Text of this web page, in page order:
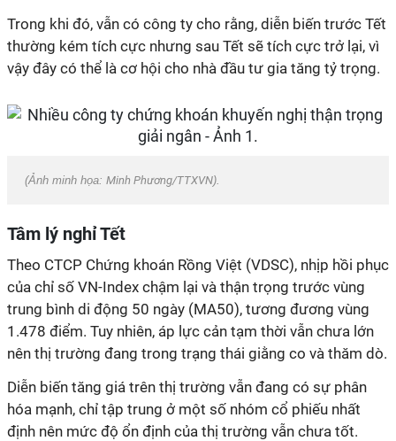
Trong khi đó, vẫn có công ty cho rằng, diễn biến trước Tết
thường kém tích cực nhưng sau Tết sẽ tích cực trở lại, vì
vậy đây có thể là cơ hội cho nhà đầu tư gia tăng tỷ trọng.
(Ảnh minh họa: Minh Phương/TTXVN).
Tâm lý nghỉ Tết
Theo CTCP Chứng khoán Rồng Việt (VDSC), nhịp hồi phục
của chỉ số VN-Index chậm lại và thận trọng trước vùng
trung bình di động 50 ngày (MA50), tương đương vùng
1.478 điểm. Tuy nhiên, áp lực cản tạm thời vẫn chưa lớn
nên thị trường đang trong trạng thái giằng co và thăm dò.
Diễn biến tăng giá trên thị trường vẫn đang có sự phân
hóa mạnh, chỉ tập trung ở một số nhóm cổ phiếu nhất
định nên mức độ ổn định của thị trường vẫn chưa tốt.